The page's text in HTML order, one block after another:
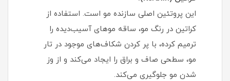
این پروتئین اصلی سازنده مو است. استفاده از
کراتین در رنگ مو، ساقه موهای آسیب‌دیده را
ترمیم کرده، با پر کردن شکاف‌های موجود در تار
مو، سطحی صاف و براق را ایجاد می‌کند و از وز
شدن مو جلوگیری می‌کند.